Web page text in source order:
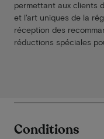
permettant aux clients
et l'art uniques de la
réception des
réductions spéciales
Conditions